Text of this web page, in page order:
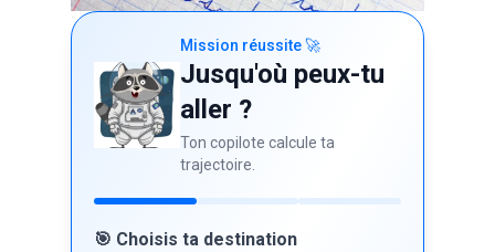
Mission réussite 🚀
Jusqu'où peux-tu
aller ?
Ton copilote calcule ta
trajectoire.
🎯 Choisis ta destination